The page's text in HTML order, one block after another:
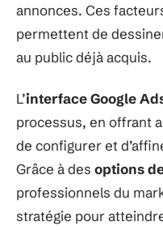
annonces. Ces
permettent de
au public déjà acquis.
L’interface Google
processus, en offrant
de configurer et
Grâce à des options
professionnels du
stratégie pour